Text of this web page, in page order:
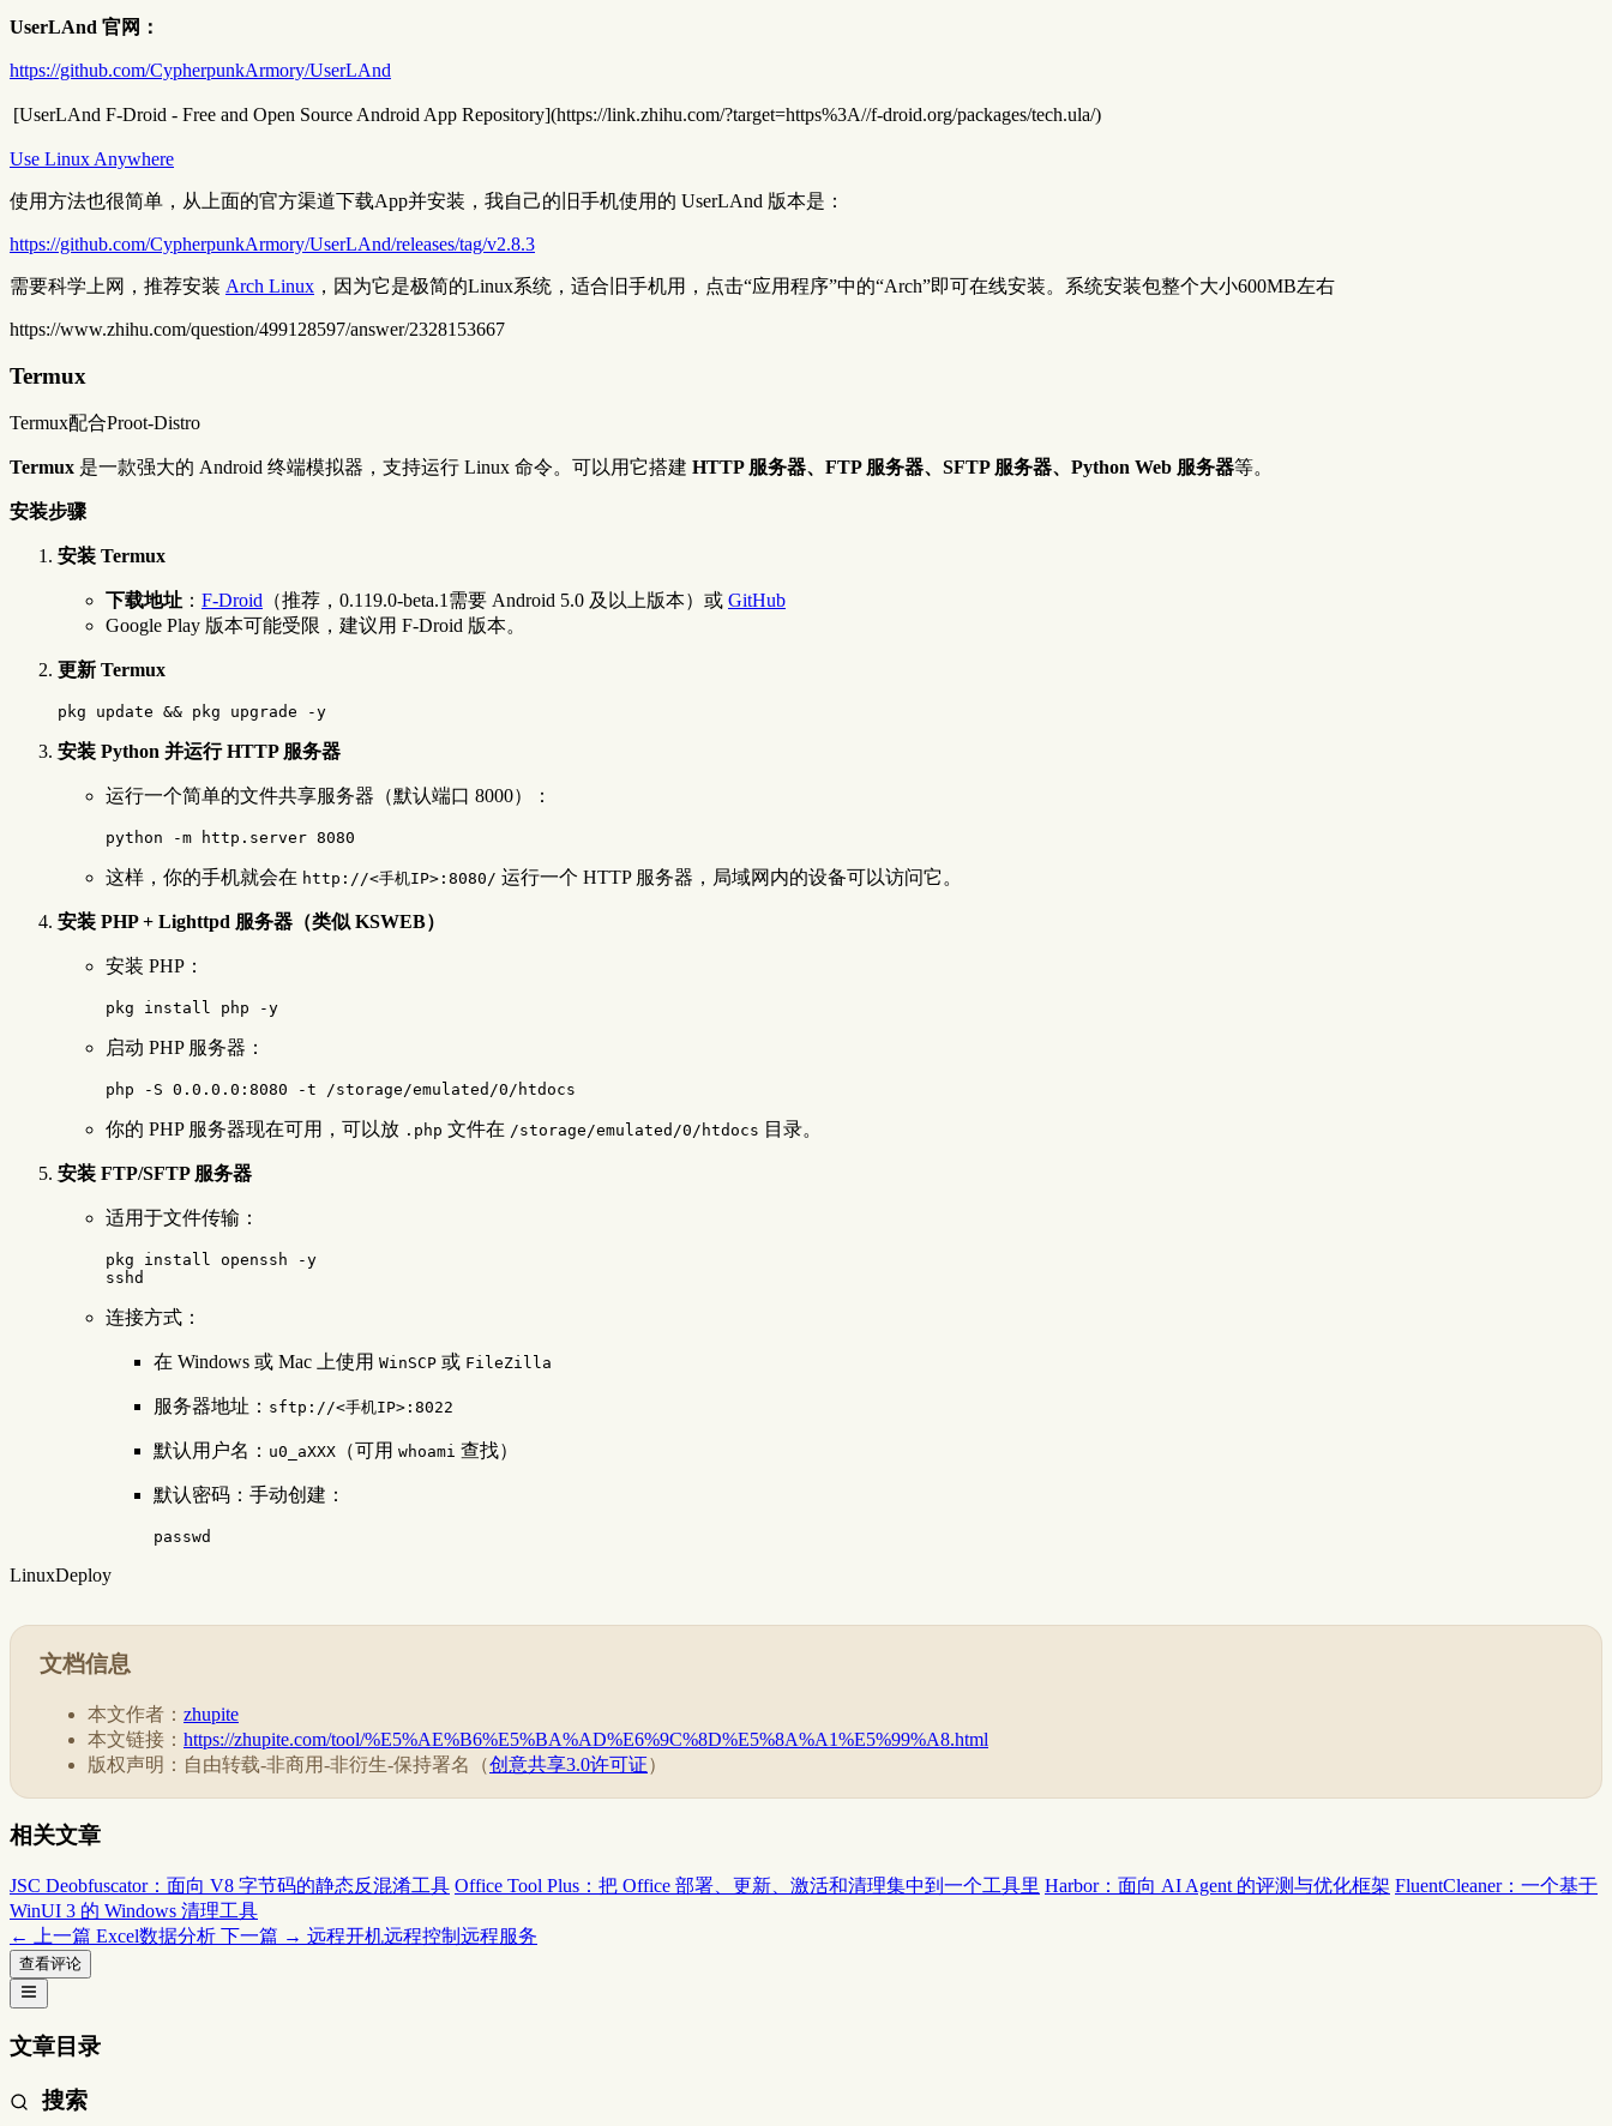
UserLAnd 官网：
https://github.com/CypherpunkArmory/UserLAnd
[UserLAnd F-Droid - Free and Open Source Android App Repository](https://link.zhihu.com/?target=https%3A//f-droid.org/packages/tech.ula/)
Use Linux Anywhere
使用方法也很简单，从上面的官方渠道下载App并安装，我自己的旧手机使用的 UserLAnd 版本是：
https://github.com/CypherpunkArmory/UserLAnd/releases/tag/v2.8.3
需要科学上网，推荐安装 Arch Linux ，因为它是极简的Linux系统，适合旧手机用，点击“应用程序”中的“Arch”即可在线安装。系统安装包整个大小600MB左右
https://www.zhihu.com/question/499128597/answer/2328153667
Termux
Termux配合Proot-Distro
Termux 是一款强大的 Android 终端模拟器，支持运行 Linux 命令。可以用它搭建 HTTP 服务器、FTP 服务器、SFTP 服务器、Python Web 服务器等。
安装步骤
安装 Termux
下载地址 ： F-Droid （推荐，0.119.0-beta.1需要 Android 5.0 及以上版本）或 GitHub
Google Play 版本可能受限，建议用 F-Droid 版本。
更新 Termux
安装 Python 并运行 HTTP 服务器
运行一个简单的文件共享服务器（默认端口 8000）：
这样，你的手机就会在 http://<手机IP>:8080/ 运行一个 HTTP 服务器，局域网内的设备可以访问它。
安装 PHP + Lighttpd 服务器（类似 KSWEB）
安装 PHP：
启动 PHP 服务器：
你的 PHP 服务器现在可用，可以放 .php 文件在 /storage/emulated/0/htdocs 目录。
安装 FTP/SFTP 服务器
适用于文件传输：
pkg install openssh -y
连接方式：
在 Windows 或 Mac 上使用 WinSCP 或 FileZilla
服务器地址： sftp://<手机IP>:8022
默认用户名： u0_aXXX （可用 whoami 查找）
默认密码：手动创建：
LinuxDeploy
文档信息
本文作者： zhupite
本文链接： https://zhupite.com/tool/%E5%AE%B6%E5%BA%AD%E6%9C%8D%E5%8A%A1%E5%99%A8.html
版权声明：自由转载-非商用-非衍生-保持署名（创意共享3.0许可证）
相关文章
JSC Deobfuscator：面向 V8 字节码的静态反混淆工具 Office Tool Plus：把 Office 部署、更新、激活和清理集中到一个工具里 Harbor：面向 AI Agent 的评测与优化框架 FluentCleaner：一个基于
WinUI 3 的 Windows 清理工具
← 上一篇 Excel数据分析 下一篇 → 远程开机远程控制远程服务
查看评论
文章目录
搜索